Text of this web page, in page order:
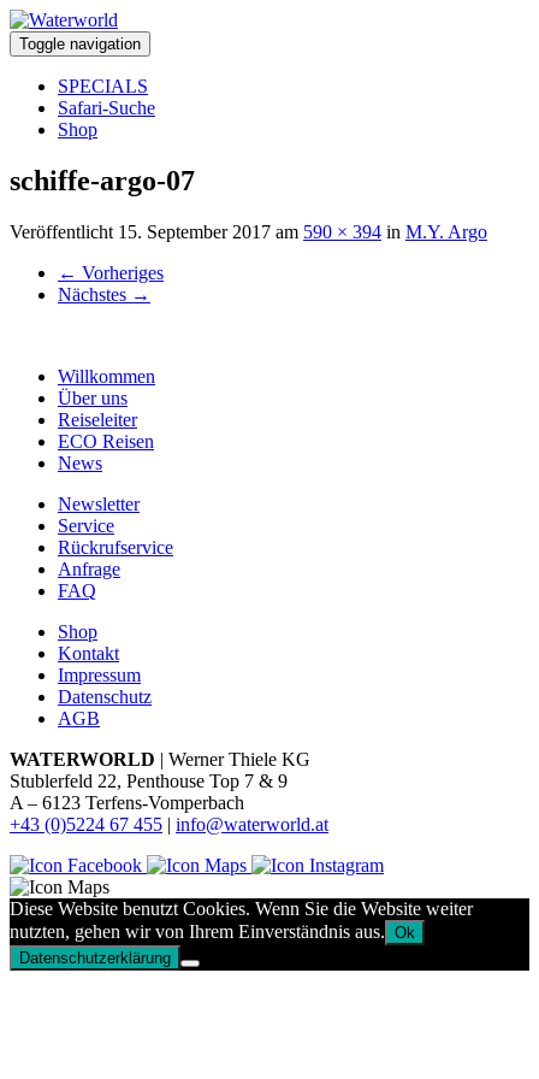
Toggle navigation
SPECIALS
Safari-Suche
Shop
schiffe-argo-07
Veröffentlicht 15. September 2017 am 590 × 394 in M.Y. Argo
← Vorheriges
Nächstes →
Willkommen
Über uns
Reiseleiter
ECO Reisen
News
Newsletter
Service
Rückrufservice
Anfrage
FAQ
Shop
Kontakt
Impressum
Datenschutz
AGB
WATERWORLD | Werner Thiele KG
Stublerfeld 22, Penthouse Top 7 & 9
A – 6123 Terfens-Vomperbach
+43 (0)5224 67 455 | info@waterworld.at
Diese Website benutzt Cookies. Wenn Sie die Website weiter
nutzten, gehen wir von Ihrem Einverständnis aus. Ok
Datenschutzerklärung